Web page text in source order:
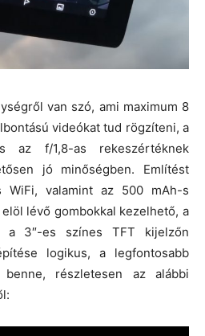
van szó, ami maximum 8
videókat tud rögzíteni, a
f/1,8-as rekeszértéknek
jó minőségben. Említést
WiFi, valamint az 500 mAh-s
lévő gombokkal kezelhető, a
3″-es színes TFT kijelzőn
logikus, a legfontosabb
részletesen az alábbi